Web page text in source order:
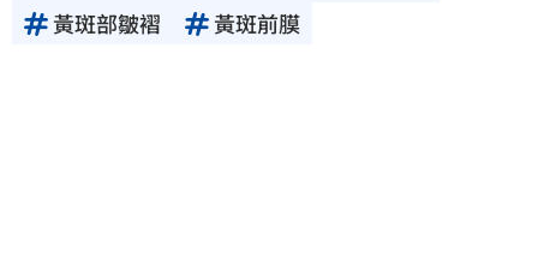
黃斑部皺褶
黃斑前膜